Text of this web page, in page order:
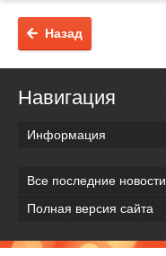
Назад
Навигация
Информация
Все последние новости
Полная версия сайта